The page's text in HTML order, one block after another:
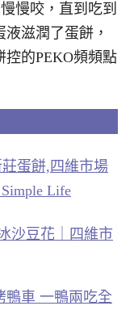
慢咬，直到吃到
滋潤了蛋餅，
的PEKO頻頻點
沙豆花｜四維市
鴨車 一鴨兩吃全